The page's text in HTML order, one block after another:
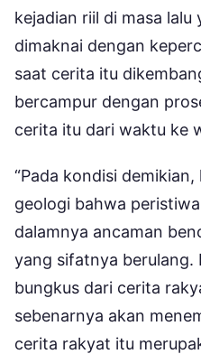
kejadian riil di masa lalu
dimaknai dengan
saat cerita itu
bercampur dengan
cerita itu dari waktu ke
“Pada kondisi
geologi bahwa
dalamnya ancaman
yang sifatnya berulang.
bungkus dari cerita
sebenarnya akan
cerita rakyat itu